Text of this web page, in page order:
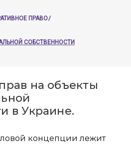
ПРАВО/
СОБСТВЕННОСТИ
на объекты
в Украине.
концепции лежит